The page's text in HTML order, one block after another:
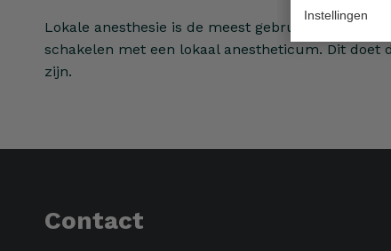
Instellingen
Lokale anesthesie is de meest gebruikte vorm
schakelen met een lokaal anestheticum. Dit
zijn.
Contact